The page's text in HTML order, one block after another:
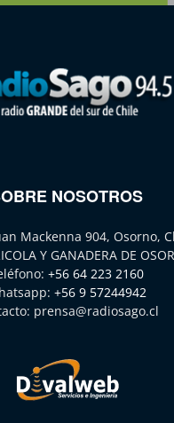
NOSOTROS
Mackenna 904, Osorno,
Y GANADERA DE
+56 64 223 2160
+56 9 57244942
prensa@radiosago.cl